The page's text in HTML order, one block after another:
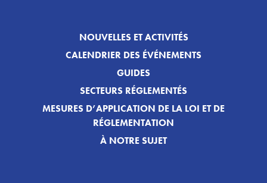
NOUVELLES ET ACTIVITÉS
CALENDRIER DES ÉVÉNEMENTS
GUIDES
SECTEURS RÉGLEMENTÉS
MESURES D’APPLICATION DE LA LOI ET DE
RÉGLEMENTATION
À NOTRE SUJET